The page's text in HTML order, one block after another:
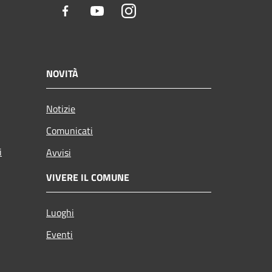
Facebook YoutubeInstagram
NOVITÀ
Notizie
Comunicati
Avvisi
VIVERE IL COMUNE
Luoghi
Eventi